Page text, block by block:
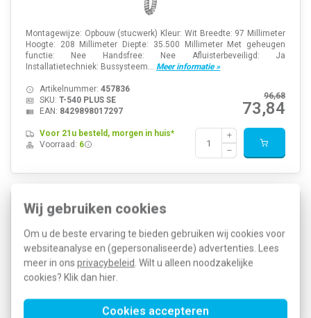
Wij gebruiken cookies
Om u de beste ervaring te bieden gebruiken wij cookies voor
websiteanalyse en (gepersonaliseerde) advertenties. Lees
meer in ons privacybeleid . Wilt u alleen noodzakelijke
cookies? Klik dan hier
Cookies accepteren
Montagewijze: Opbouw (stucwerk) Kleur: Wit Breedte: 97 Millimeter
Hoogte: 208 Millimeter Diepte: 35.500 Millimeter Met geheugen
functie: Nee Handsfree: Nee Afluisterbeveiligd: Ja
Installatietechniek: Bussysteem... Meer informatie »
96,68
73,84
Artikelnummer: 457836
SKU: T-540 PLUS SE
EAN: 8429898017297
Voor 21u besteld, morgen in huis*
Voorraad: 6
Golmar T-5822VD huistelefoon opbouw 2-draads